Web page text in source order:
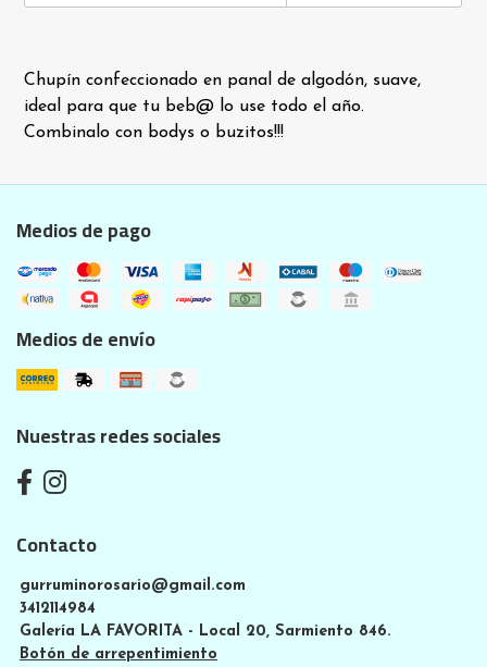
Chupín confeccionado en panal de algodón, suave,
ideal para que tu beb@ lo use todo el año.
Combinalo con bodys o buzitos!!!
Medios de pago
Medios de envío
Nuestras redes sociales
Contacto
gurruminorosario@gmail.com
3412114984
Galería LA FAVORITA - Local 20, Sarmiento 846.
Botón de arrepentimiento